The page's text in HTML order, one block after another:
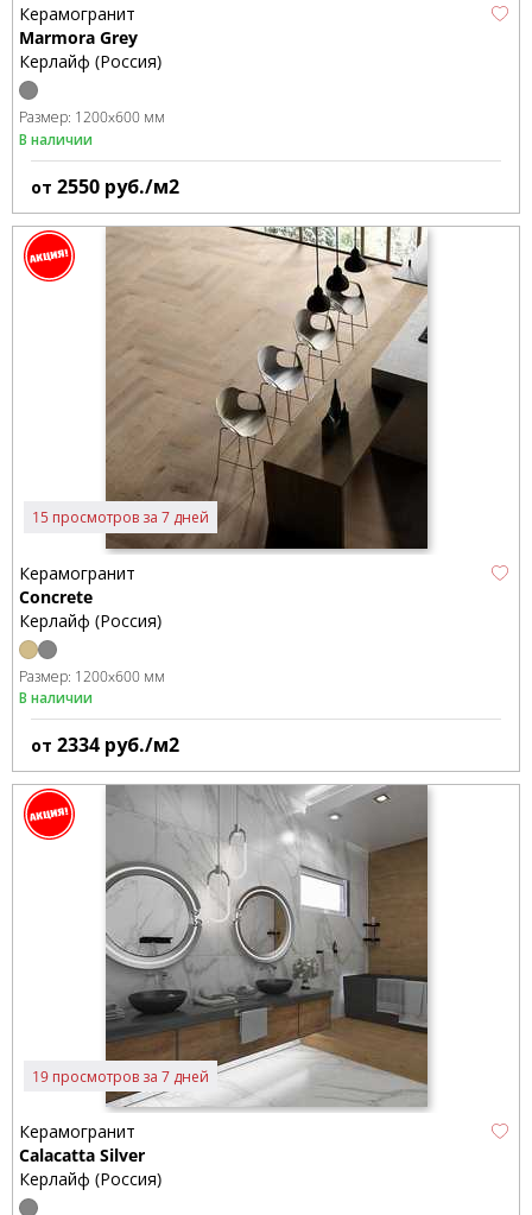
Керамогранит
Marmora Grey
Керлайф (Россия)
Размер: 1200x600 мм
В наличии
от 2550 руб./м2
15 просмотров за 7 дней
Керамогранит
Concrete
Керлайф (Россия)
Размер: 1200x600 мм
В наличии
от 2334 руб./м2
19 просмотров за 7 дней
Керамогранит
Calacatta Silver
Керлайф (Россия)